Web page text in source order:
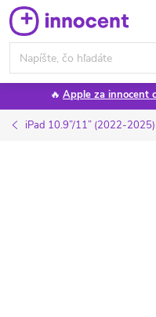
Prejsť
na
obsah
🔥 Apple za innocent
iPad 10.9”/11” (2022-2025)